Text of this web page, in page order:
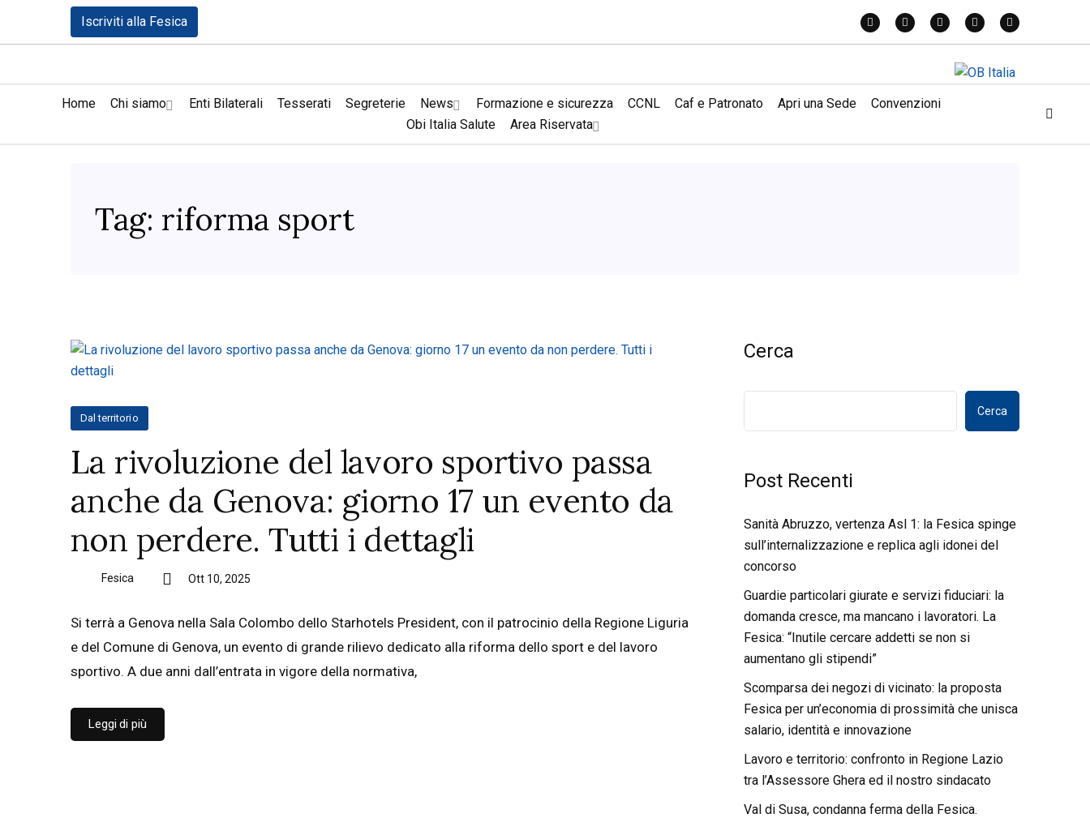
Iscriviti alla Fesica
Home Chi siamo Enti Bilaterali Tesserati Segreterie News Formazione e sicurezza CCNL Caf e Patronato Apri una Sede
Convenzioni
Obi Italia Salute
Area Riservata
Tag: riforma sport
Dal territorio
La rivoluzione del lavoro sportivo passa
anche da Genova: giorno 17 un evento da
non perdere. Tutti i dettagli
Fesica Ott 10, 2025
Si terrà a Genova nella Sala Colombo dello Starhotels President, con il patrocinio della Regione Liguria
e del Comune di Genova, un evento di grande rilievo dedicato alla riforma dello sport e del lavoro
sportivo. A due anni dall’entrata in vigore della normativa,
Leggi di più
Cerca
Cerca
Post Recenti
Sanità Abruzzo, vertenza Asl 1: la Fesica spinge
sull’internalizzazione e replica agli idonei del
concorso
Guardie particolari giurate e servizi fiduciari: la
domanda cresce, ma mancano i lavoratori. La
Fesica: “Inutile cercare addetti se non si
aumentano gli stipendi”
Scomparsa dei negozi di vicinato: la proposta
Fesica per un’economia di prossimità che unisca
salario, identità e innovazione
Lavoro e territorio: confronto in Regione Lazio
tra l’Assessore Ghera ed il nostro sindacato
Val di Susa, condanna ferma della Fesica.